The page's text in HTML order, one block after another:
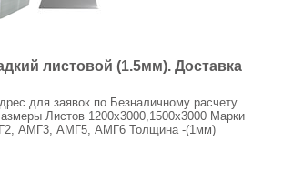
И ГЛАДКИЙ ЛИСТОВОЙ
КРОВЛЯ SUNNEX (САНЕКС)
листовой (1.5мм). Доставка
для заявок по Безналичному расчету
Листов 1200х3000,1500х3000 Марки
АМГ3, АМГ5, АМГ6 Толщина -(1мм)